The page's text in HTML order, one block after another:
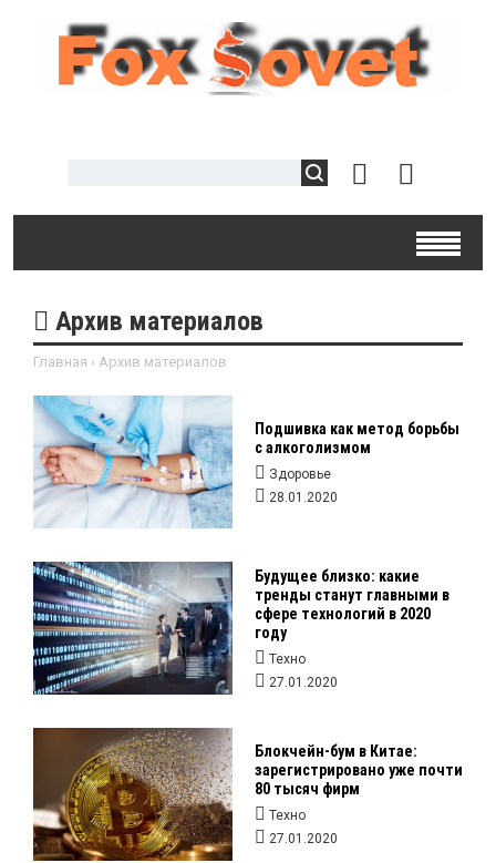
Архив материалов
Главная › Архив материалов
Подшивка как метод борьбы
с алкоголизмом
Здоровье
28.01.2020
Будущее близко: какие
тренды станут главными в
сфере технологий в 2020
году
Техно
27.01.2020
Блокчейн-бум в Китае:
зарегистрировано уже почти
80 тысяч фирм
Техно
27.01.2020